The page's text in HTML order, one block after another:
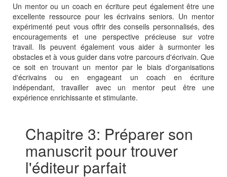
Un mentor ou un coach en écriture peut également être une
excellente ressource pour les écrivains seniors. Un mentor
expérimenté peut vous offrir des conseils personnalisés, des
encouragements et une perspective précieuse sur votre
travail. Ils peuvent également vous aider à surmonter les
obstacles et à vous guider dans votre parcours d'écrivain. Que
ce soit en trouvant un mentor par le biais d'organisations
d'écrivains ou en engageant un coach en écriture
indépendant, travailler avec un mentor peut être une
expérience enrichissante et stimulante.
Chapitre 3: Préparer son
manuscrit pour trouver
l'éditeur parfait